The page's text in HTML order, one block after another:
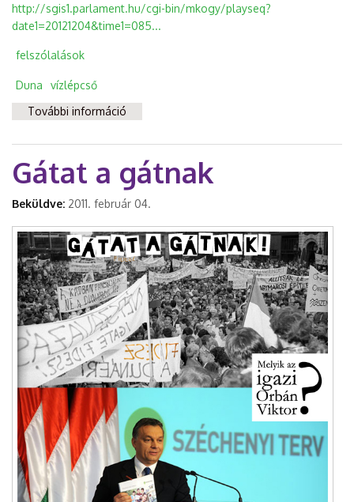
http://sgis1.parlament.hu/cgi-bin/mkogy/playseq?
date1=20121204&time1=085...
felszólalások
Duna
vízlépcső
További információ
Gátat a gátnak
Beküldve: 2011. február 04.